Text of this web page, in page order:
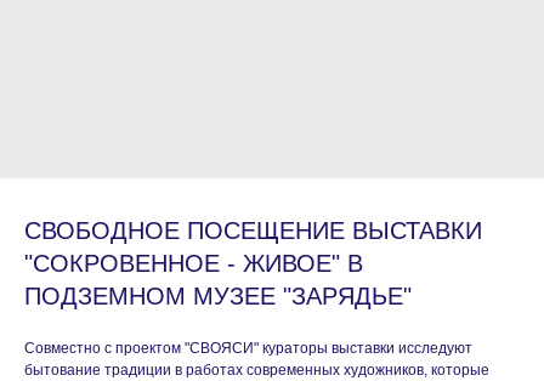
СВОБОДНОЕ ПОСЕЩЕНИЕ ВЫСТАВКИ
"СОКРОВЕННОЕ - ЖИВОЕ" В
ПОДЗЕМНОМ МУЗЕЕ "ЗАРЯДЬЕ"
Совместно с проектом "СВОЯСИ" кураторы выставки исследуют
бытование традиции в работах современных художников, которые